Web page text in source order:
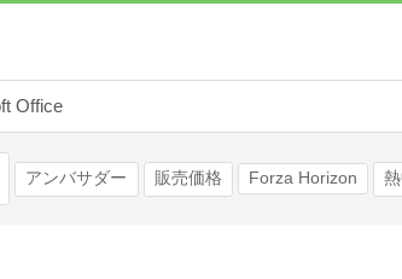
Office
アンバサダー 販売価格 Forza Horizon